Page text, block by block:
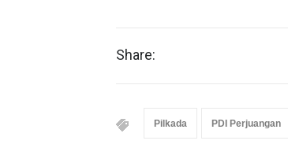
Share:
Pilkada PDI Perjuangan